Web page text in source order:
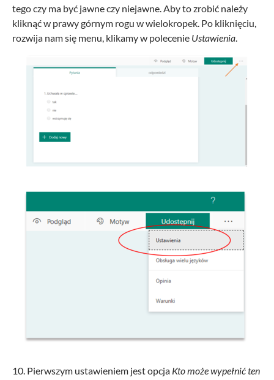
tego czy ma być jawne czy niejawne. Aby to zrobić należy
kliknąć w prawy górnym rogu w wielokropek. Po kliknięciu,
rozwija nam się menu, klikamy w polecenie Ustawienia.
10. Pierwszym ustawieniem jest opcja Kto może wypełnić ten